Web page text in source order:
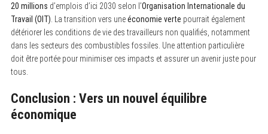
20 millions d’emplois d’ici 2030 selon l’Organisation Internationale du
Travail (OIT) . La transition vers uneéconomie verte pourrait également
détériorer les conditions de vie des travailleurs non qualifiés, notamment
dans les secteurs des combustibles fossiles. Une attention particulière
doit être portée pour minimiser ces impacts et assurer un avenir juste pour
tous.
Conclusion : Vers un nouvel équilibre
économique